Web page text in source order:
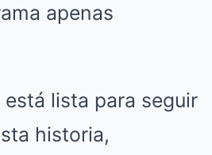
apenas
lista para seguir
historia,